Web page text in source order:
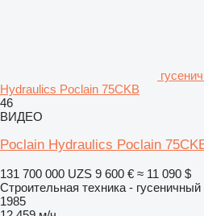
Hydraulics Poclain 75CKB
46
ВИДЕО
Poclain Hydraulics Poclain
131 700 000 UZS 9 600 € ≈ 11 090 $
Строительная техника - гусеничный
1985